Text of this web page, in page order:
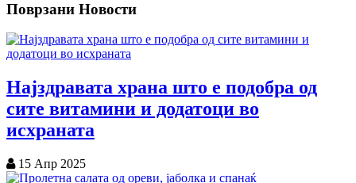
Поврзани Новости
Најздравата храна што е подобра од
сите витамини и додатоци во
исхраната
15 Апр 2025